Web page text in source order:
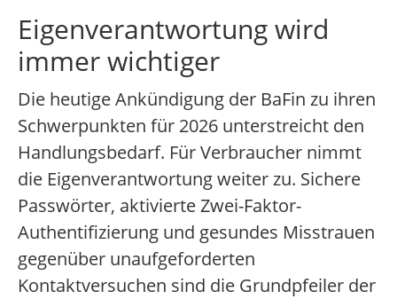
Eigenverantwortung wird
immer wichtiger
Die heutige Ankündigung der BaFin zu ihren
Schwerpunkten für 2026 unterstreicht den
Handlungsbedarf. Für Verbraucher nimmt
die Eigenverantwortung weiter zu. Sichere
Passwörter, aktivierte Zwei-Faktor-
Authentifizierung und gesundes Misstrauen
gegenüber unaufgeforderten
Kontaktversuchen sind die Grundpfeiler der